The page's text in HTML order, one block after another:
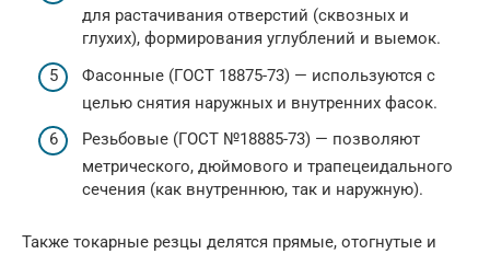
для растачивания отверстий (сквозных и
глухих), формирования углублений и выемок.
Фасонные (ГОСТ 18875-73) — используются с
целью снятия наружных и внутренних фасок.
Резьбовые (ГОСТ №18885-73) — позволяют
метрического, дюймового и трапецеидального
сечения (как внутреннюю, так и наружную).
Также токарные резцы делятся прямые, отогнутые и